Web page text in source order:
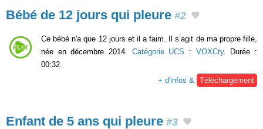
Bébé de 12 jours qui pleure #2
Ce bébé n'a que 12 jours et il a faim. Il s’agit de ma propre fille,
née en décembre 2014. Catégorie UCS : VOXCry. Durée :
00:32.
+ d'infos &
Téléchargement
Enfant de 5 ans qui pleure #3